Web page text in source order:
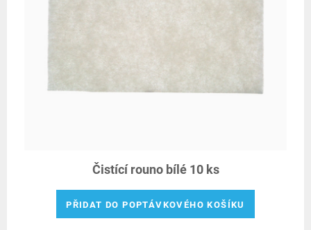
Čistící rouno bílé 10 ks
PŘIDAT DO POPTÁVKOVÉHO KOŠÍKU